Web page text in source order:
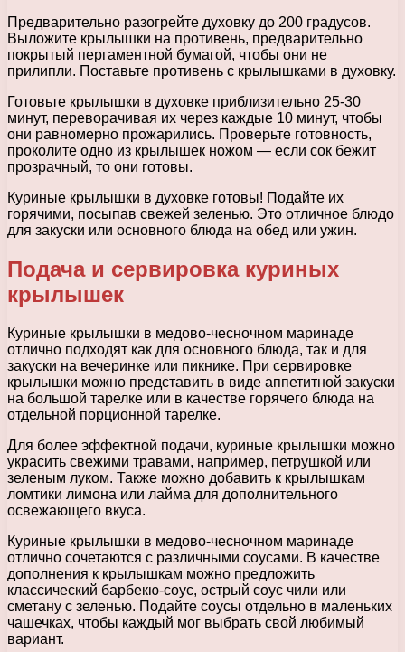
Предварительно разогрейте духовку до 200 градусов.
Выложите крылышки на противень, предварительно
покрытый пергаментной бумагой, чтобы они не
прилипли. Поставьте противень с крылышками в духовку.
Готовьте крылышки в духовке приблизительно 25-30
минут, переворачивая их через каждые 10 минут, чтобы
они равномерно прожарились. Проверьте готовность,
проколите одно из крылышек ножом — если сок бежит
прозрачный, то они готовы.
Куриные крылышки в духовке готовы! Подайте их
горячими, посыпав свежей зеленью. Это отличное блюдо
для закуски или основного блюда на обед или ужин.
Подача и сервировка куриных
крылышек
Куриные крылышки в медово-чесночном маринаде
отлично подходят как для основного блюда, так и для
закуски на вечеринке или пикнике. При сервировке
крылышки можно представить в виде аппетитной закуски
на большой тарелке или в качестве горячего блюда на
отдельной порционной тарелке.
Для более эффектной подачи, куриные крылышки можно
украсить свежими травами, например, петрушкой или
зеленым луком. Также можно добавить к крылышкам
ломтики лимона или лайма для дополнительного
освежающего вкуса.
Куриные крылышки в медово-чесночном маринаде
отлично сочетаются с различными соусами. В качестве
дополнения к крылышкам можно предложить
классический барбекю-соус, острый соус чили или
сметану с зеленью. Подайте соусы отдельно в маленьких
чашечках, чтобы каждый мог выбрать свой любимый
вариант.